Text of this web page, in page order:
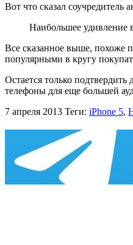
Вот что сказал
Наибольшее удивление
Все сказанное выше, похоже
популярными в кругу
Остается только
телефоны для еще большей
7 апреля 2013 Теги: iPhone 5,